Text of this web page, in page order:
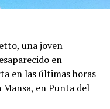
el regreso de los
Musumeci, advirtió
sísmica y señaló que
a 3 podrían
una joven
en
en las últimas horas
Mansa, en Punta del